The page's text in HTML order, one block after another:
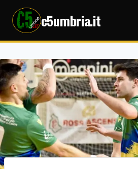
Salta
contenuto
c5umbria.it